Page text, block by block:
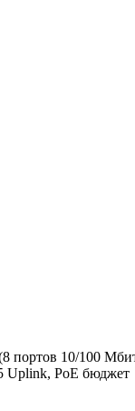
портов 10/100
Uplink, PoE бюджет